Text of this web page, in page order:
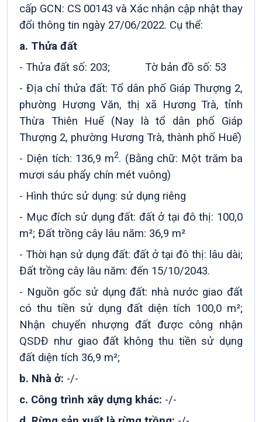
cấp GCN: CS 00143 và Xác nhận cập nhật thay
đổi thông tin ngày 27/06/2022. Cụ thể:
a. Thửa đất
- Thửa đất số: 203; Tờ bản đồ số: 53
- Địa chỉ thửa đất: Tổ dân phố Giáp Thượng 2,
phường Hương Văn, thị xã Hương Trà, tỉnh
Thừa Thiên Huế (Nay là tổ dân phố Giáp
Thượng 2, phường Hương Trà, thành phố Huế)
- Diện tích: 136,9 m2. (Bằng chữ: Một trăm ba
mươi sáu phẩy chín mét vuông)
- Hình thức sử dụng: sử dụng riêng
- Mục đích sử dụng đất: đất ở tại đô thị: 100,0
m²; Đất trồng cây lâu năm: 36,9 m²
- Thời hạn sử dụng đất: đất ở tại đô thị: lâu dài;
Đất trồng cây lâu năm: đến 15/10/2043.
- Nguồn gốc sử dụng đất: nhà nước giao đất
có thu tiền sử dụng đất diện tích 100,0 m²;
Nhận chuyển nhượng đất được công nhận
QSDĐ như giao đất không thu tiền sử dụng
đất diện tích 36,9 m²;
b. Nhà ở: -/-
c. Công trình xây dựng khác: -/-